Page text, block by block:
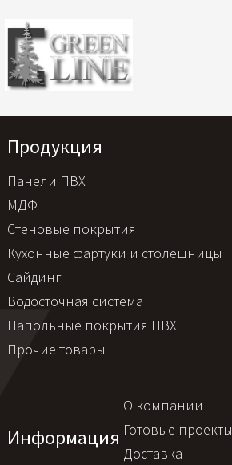
Продукция
Панели ПВХ
МДФ
Стеновые покрытия
Кухонные фартуки и столешницы
Сайдинг
Водосточная система
Напольные покрытия ПВХ
Прочие товары
Информация
О компании
Готовые проекты
Доставка